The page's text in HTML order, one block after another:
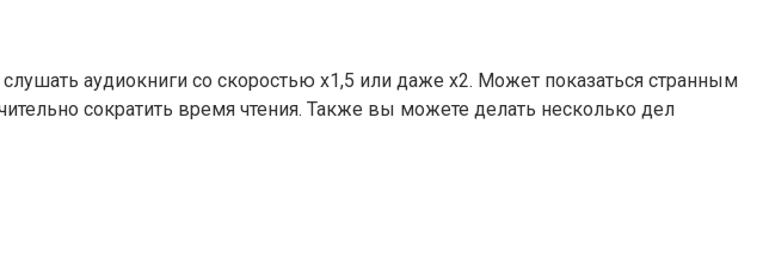
аудиокниги со скоростью х1,5 или даже х2. Может показаться странным
сократить время чтения. Также вы можете делать несколько дел